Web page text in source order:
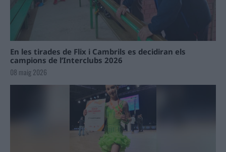
En les tirades de Flix i Cambrils es decidiran els
campions de l’Interclubs 2026
08 maig 2026